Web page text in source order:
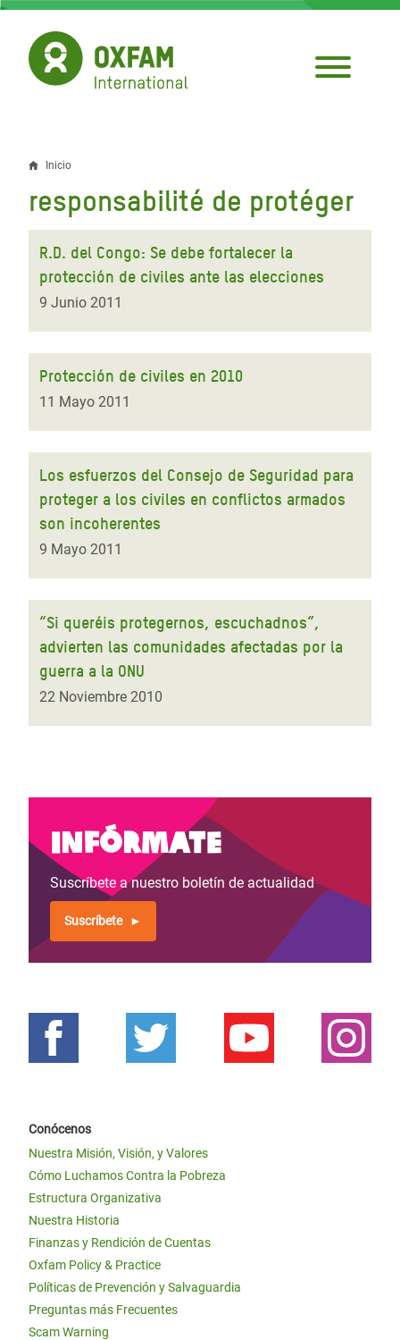
Pasar
contenido
principal
Sobrescribir
enlaces
de
ayuda
la
navegación
Inicio
responsabilité de protéger
R.D. del Congo: Se debe fortalecer la
protección de civiles ante las elecciones
9 Junio 2011
Protección de civiles en 2010
11 Mayo 2011
Los esfuerzos del Consejo de Seguridad para
proteger a los civiles en conflictos armados
son incoherentes
9 Mayo 2011
“Si queréis protegernos, escuchadnos”,
advierten las comunidades afectadas por la
guerra a la ONU
22 Noviembre 2010
Infórmate
Suscríbete a nuestro boletín de actualidad
Suscríbete
Conócenos
Nuestra Misión, Visión, y Valores
Cómo Luchamos Contra la Pobreza
Estructura Organizativa
Nuestra Historia
Finanzas y Rendición de Cuentas
Oxfam Policy & Practice
Políticas de Prevención y Salvaguardia
Preguntas más Frecuentes
Scam Warning